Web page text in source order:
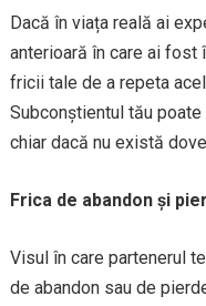
Dacă în viața reală ai
anterioară în care ai fost
fricii tale de a repeta
Subconștientul tău
chiar dacă nu există
Frica de abandon și
Visul în care partenerul
de abandon sau de